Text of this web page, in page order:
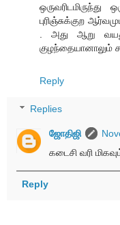
புரிஞ்சுக்குற
. அது ஆறு
குழந்தையானாலும்
Reply
Replies
ஜோதிஜி
கடைசி வரி
Reply